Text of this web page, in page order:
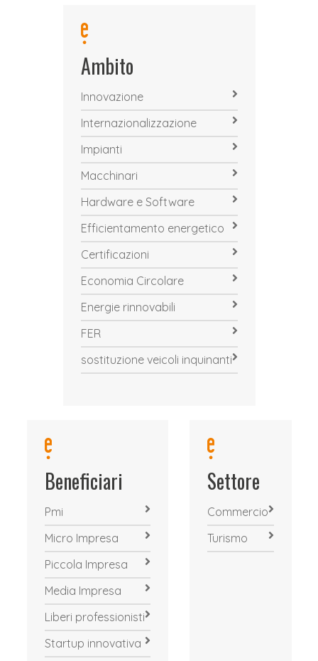
Ambito
Innovazione
Internazionalizzazione
Impianti
Macchinari
Hardware e Software
Efficientamento energetico
Certificazioni
Economia Circolare
Energie rinnovabili
FER
sostituzione veicoli inquinanti
Beneficiari
Pmi
Micro Impresa
Piccola Impresa
Media Impresa
Liberi professionisti
Startup innovativa
Settore
Commercio
Turismo